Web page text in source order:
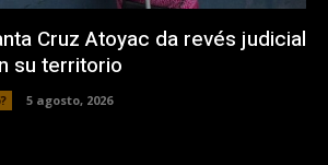
Cruz Atoyac da revés judicial
su territorio
5 agosto, 2026